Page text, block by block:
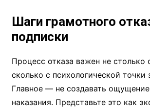
Шаги грамотного
подписки
Процесс отказа важен не столько
сколько с психологической точки
Главное — не создавать
наказания. Представьте это как